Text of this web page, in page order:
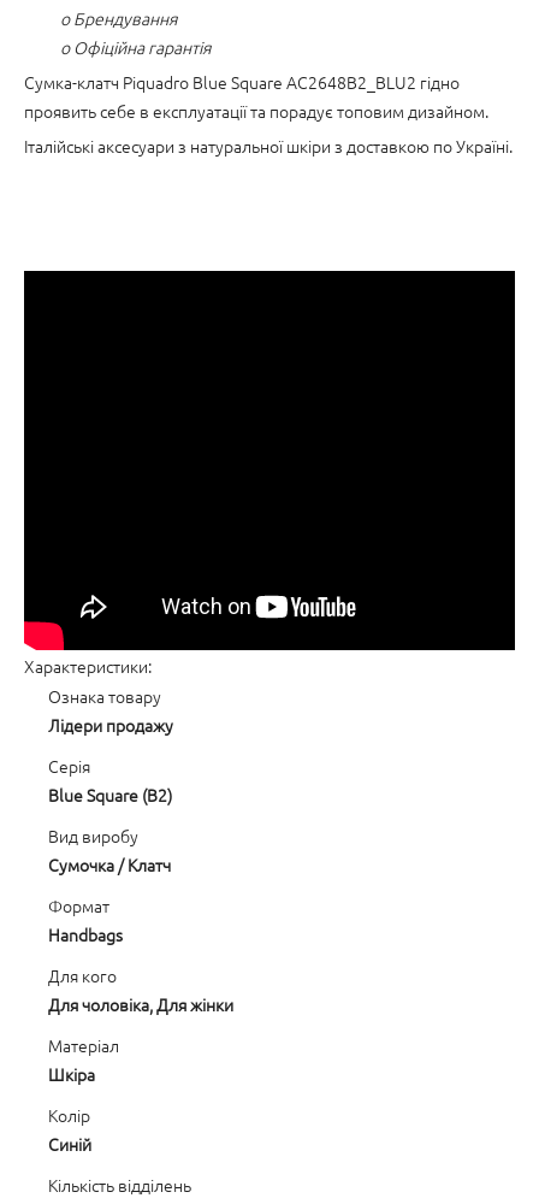
o Брендування
o Офіційна гарантія
Сумка-клатч Piquadro Blue Square AC2648B2_BLU2 гідно
проявить себе в експлуатації та порадує топовим дизайном.
Італійські аксесуари з натуральної шкіри з доставкою по Україні.
Характеристики:
Ознака товару
Лідери продажу
Серія
Blue Square (B2)
Вид виробу
Сумочка / Клатч
Формат
Handbags
Для кого
Для чоловіка, Для жінки
Матеріал
Шкіра
Колір
Синій
Кількість відділень